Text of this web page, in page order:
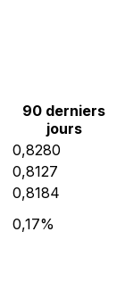
90 derniers
jours
0,8280
0,8127
0,8184
0,17%